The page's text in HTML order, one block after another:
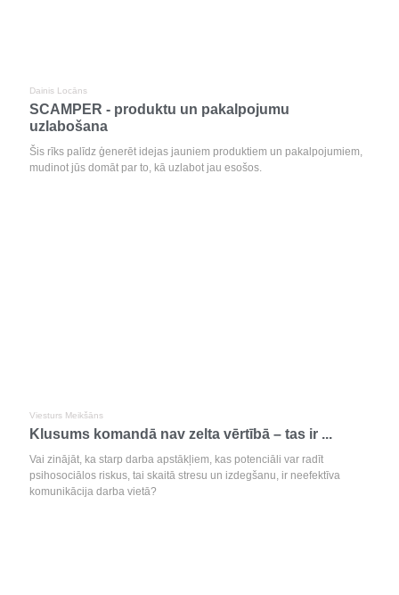
Dainis Locāns
SCAMPER - produktu un pakalpojumu
uzlabošana
Šis rīks palīdz ģenerēt idejas jauniem produktiem un pakalpojumiem,
mudinot jūs domāt par to, kā uzlabot jau esošos.
Viesturs Meikšāns
Klusums komandā nav zelta vērtībā – tas ir ...
Vai zinājāt, ka starp darba apstākļiem, kas potenciāli var radīt
psihosociālos riskus, tai skaitā stresu un izdegšanu, ir neefektīva
komunikācija darba vietā?